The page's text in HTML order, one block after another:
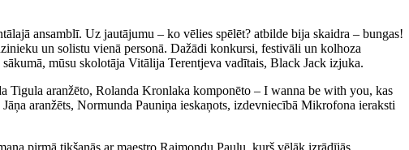
ansamblī. Uz jautājumu – ko vēlies spēlēt? atbilde bija skaidra – bungas!
un solistu vienā personā. Dažādi konkursi, festivāli un kolhoza
mūsu skolotāja Vitālija Terentjeva vadītais, Black Jack izjuka.
Tigula aranžēto, Rolanda Kronlaka komponēto – I wanna be with you, kas
aranžēts, Normunda Pauniņa ieskaņots, izdevniecībā Mikrofona ieraksti
pirmā tikšanās ar maestro Raimondu Paulu, kurš vēlāk izrādījās